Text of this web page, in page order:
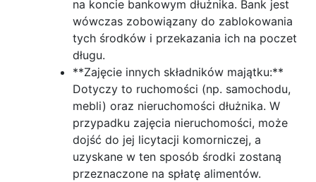
na koncie bankowym dłużnika. Bank jest
wówczas zobowiązany do zablokowania
tych środków i przekazania ich na poczet
długu.
**Zajęcie innych składników majątku:**
Dotyczy to ruchomości (np. samochodu,
mebli) oraz nieruchomości dłużnika. W
przypadku zajęcia nieruchomości, może
dojść do jej licytacji komorniczej, a
uzyskane w ten sposób środki zostaną
przeznaczone na spłatę alimentów.